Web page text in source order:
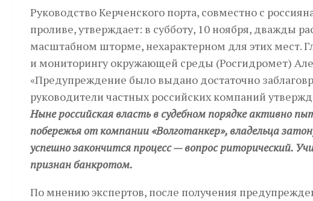
Руководство Керченского порта, совместно с
проливе, утверждает: в субботу, 10 ноября, дважды
масштабном шторме, нехарактерном для этих мест.
и мониторингу окружающей среды (Росгидромет)
«Предупреждение было выдано достаточно
руководители частных российских компаний
Ныне российская власть в судебном порядке активно
побережья от компании «Волготанкер», владельца
успешно закончится процесс — вопрос риторический.
признан банкротом.
По мнению экспертов, после получения